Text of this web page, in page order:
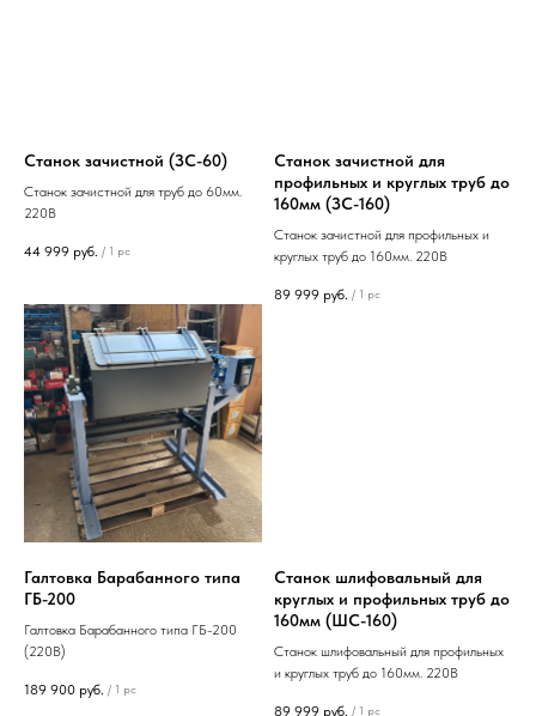
Станок зачистной (ЗС-60)
Станок зачистной для труб до 60мм.
220В
44 999 руб. / 1 pc
Станок зачистной для
профильных и круглых труб до
160мм (ЗС-160)
Станок зачистной для профильных и
круглых труб до 160мм. 220В
89 999 руб. / 1 pc
Галтовка Барабанного типа
ГБ-200
Галтовка Барабанного типа ГБ-200
(220В)
189 900 руб. / 1 pc
Станок шлифовальный для
круглых и профильных труб до
160мм (ШС-160)
Станок шлифовальный для профильных
и круглых труб до 160мм. 220В
89 999 руб. / 1 pc